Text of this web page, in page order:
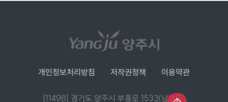
개인정보처리방침 저작권정책 이용약관
[11498] 경기도 양주시 부흥로 1533(남방동)